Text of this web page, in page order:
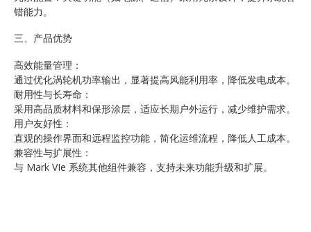
错能力。
三、产品优势
高效能量管理：
通过优化涡轮机功率输出，显著提高风能利用率，降低发电成本。
耐用性与长寿命：
采用高品质材料和保形涂层，适应长期户外运行，减少维护需求。
用户友好性：
直观的操作界面和远程监控功能，简化运维流程，降低人工成本。
兼容性与扩展性：
与 Mark VIe 系统其他组件兼容，支持未来功能升级和扩展。